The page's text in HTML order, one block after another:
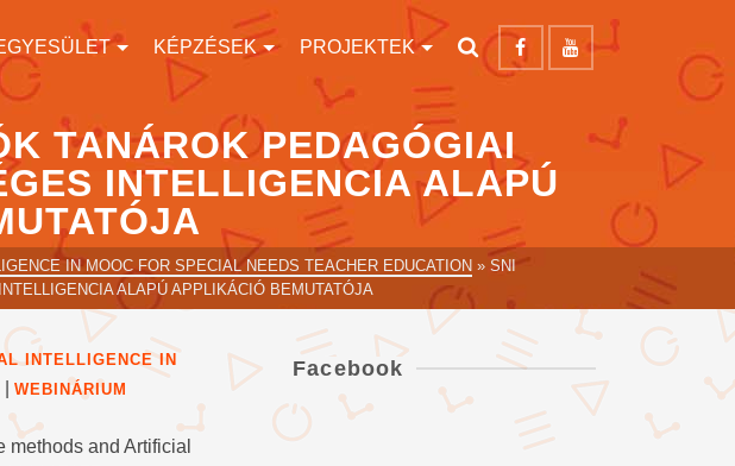
KÉPZÉSEK PROJEKTEK
TANÁROK PEDAGÓGIAI
INTELLIGENCIA ALAPÚ
IN MOOC FOR SPECIAL NEEDS TEACHER EDUCATION » SNI
ALAPÚ APPLIKÁCIÓ BEMUTATÓJA
INTELLIGENCE IN
WEBINÁRIUM
and Artificial
Facebook